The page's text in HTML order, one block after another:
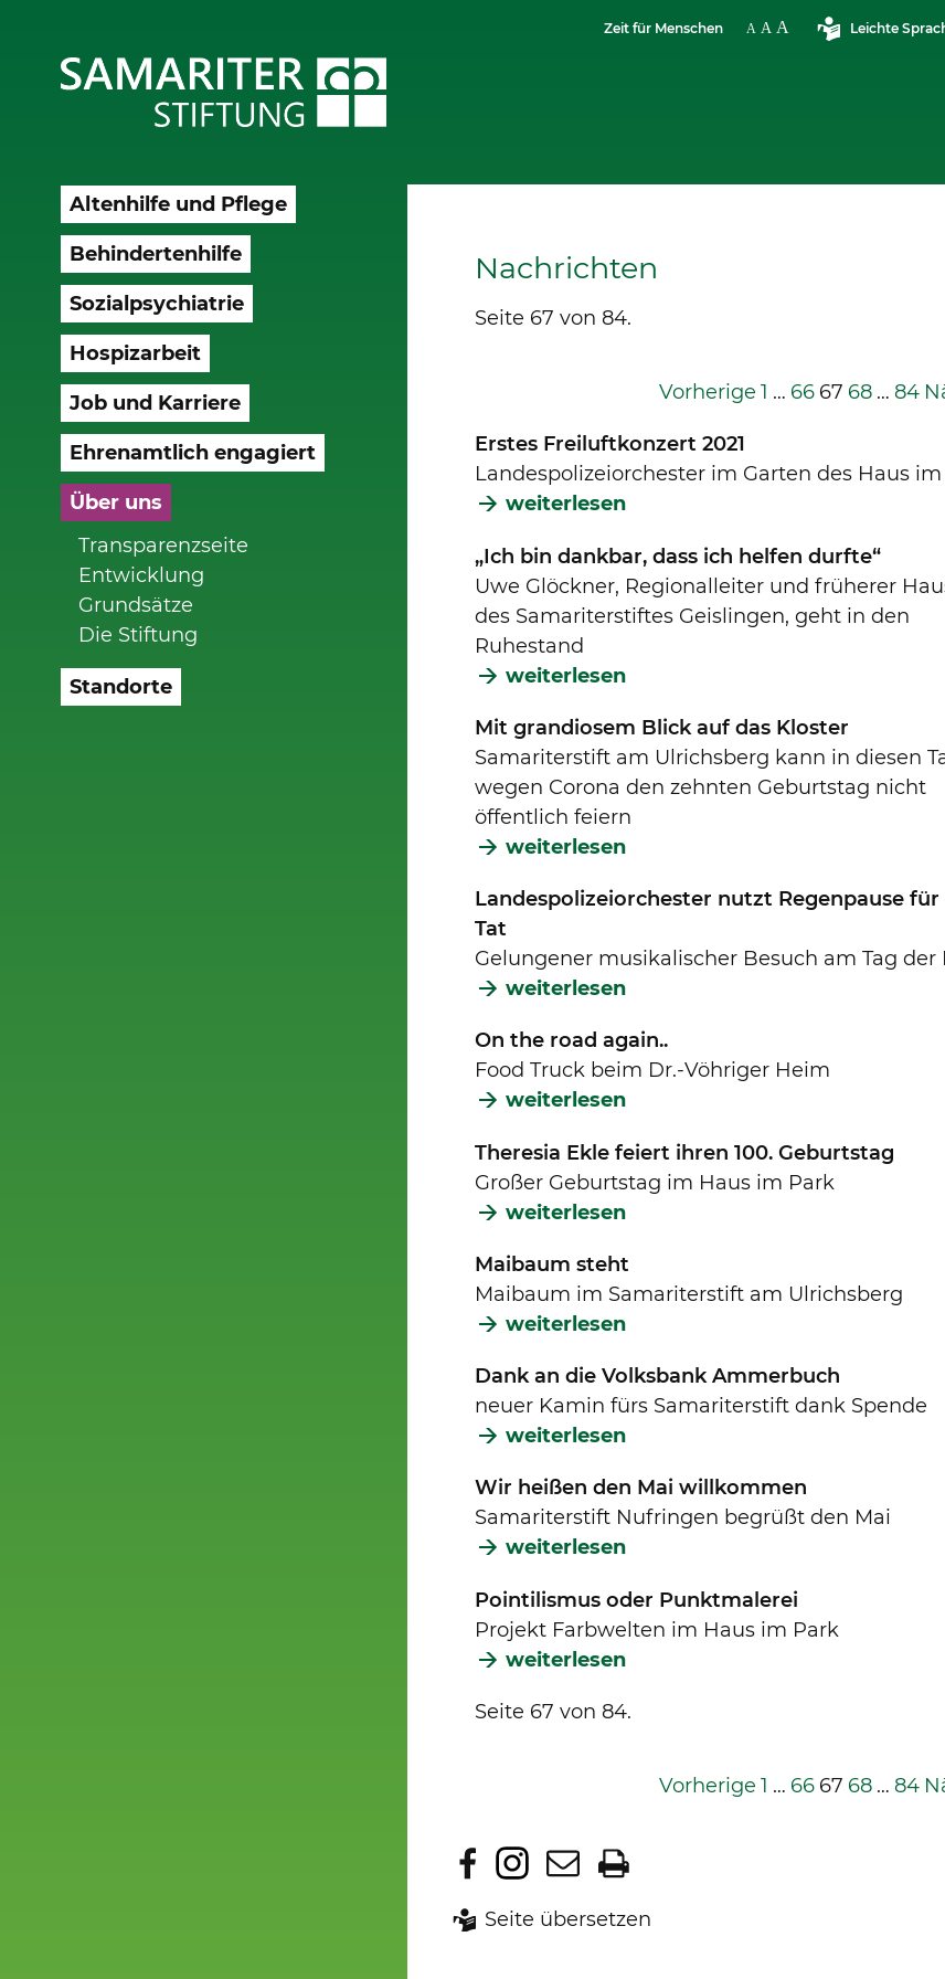
Altenhilfe und Pflege
Behindertenhilfe
Sozialpsychiatrie
Hospizarbeit
Job und Karriere
Ehrenamtlich engagiert
Über uns
Transparenzseite
Entwicklung
Grundsätze
Die Stiftung
Standorte
Zeit für Menschen Leichte
Nachrichten
Seite 67 von 84.
Vorherige 1 … 66 67 68 … 84
Erstes Freiluftkonzert 2021
Landespolizeiorchester im Garten des Haus
weiterlesen
„Ich bin dankbar, dass ich helfen durfte“
Uwe Glöckner, Regionalleiter und früherer
des Samariterstiftes Geislingen, geht in den
Ruhestand
weiterlesen
Mit grandiosem Blick auf das Kloster
Samariterstift am Ulrichsberg kann in diesen
wegen Corona den zehnten Geburtstag nicht
öffentlich feiern
weiterlesen
Landespolizeiorchester nutzt Regenpause
Tat
Gelungener musikalischer Besuch am Tag der
weiterlesen
On the road again..
Food Truck beim Dr.-Vöhriger Heim
weiterlesen
Theresia Ekle feiert ihren 100. Geburtstag
Großer Geburtstag im Haus im Park
weiterlesen
Maibaum steht
Maibaum im Samariterstift am Ulrichsberg
weiterlesen
Dank an die Volksbank Ammerbuch
neuer Kamin fürs Samariterstift dank Spende
weiterlesen
Wir heißen den Mai willkommen
Samariterstift Nufringen begrüßt den Mai
weiterlesen
Pointilismus oder Punktmalerei
Projekt Farbwelten im Haus im Park
weiterlesen
Seite 67 von 84.
Vorherige 1 … 66 67 68 … 84
Seite übersetzen